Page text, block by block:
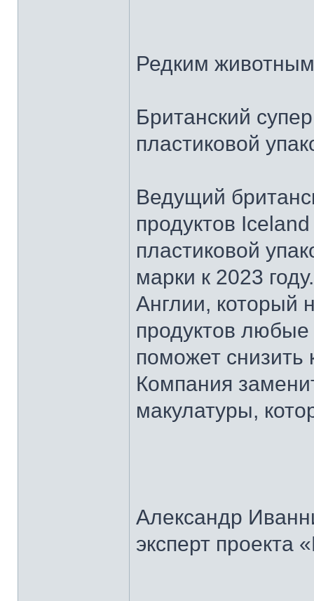
Редким
Британский
пластиковой
Ведущий
продуктов
пластиковой
марки к 2023
Англии, который
продуктов
поможет снизить
Компания
макулатуры,
Александр
эксперт проекта